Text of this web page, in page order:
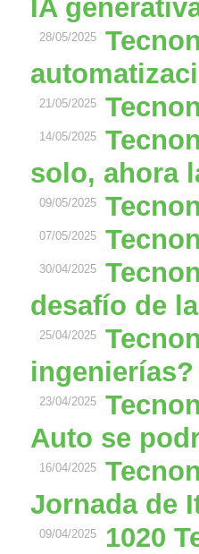
IA
28/05/2025
21/05/2025
14/05/2025
solo, ahora
09/05/2025
07/05/2025
30/04/2025
desafío de
25/04/2025
ingenierías?
23/04/2025
Auto se
16/04/2025
Jornada de
09/04/2025
1020